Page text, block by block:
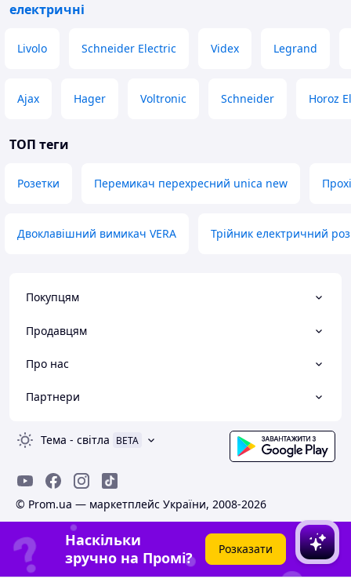
електричні
Livolo Schneider Electric Videx Legrand
Ajax Hager Voltronic Schneider Horoz
ТОП теги
Розетки Перемикач перехресний unica new
Двоклавішний вимикач VERA Трійник електричний
Покупцям
Продавцям
Про нас
Партнери
Тема - світла BETA
© Prom.ua — маркетплейс України, 2008-2026
Наскільки
зручно на Промі?
Розказати